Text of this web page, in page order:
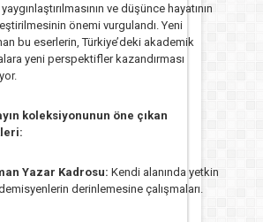
ve düşünce hayatının
önemi vurgulandı. Yeni
bu eserlerin, Türkiye’deki akademik
yeni perspektifler kazandırması
koleksiyonunun öne çıkan
Yazar Kadrosu: Kendi alanında yetkin
derinlemesine çalışmaları.